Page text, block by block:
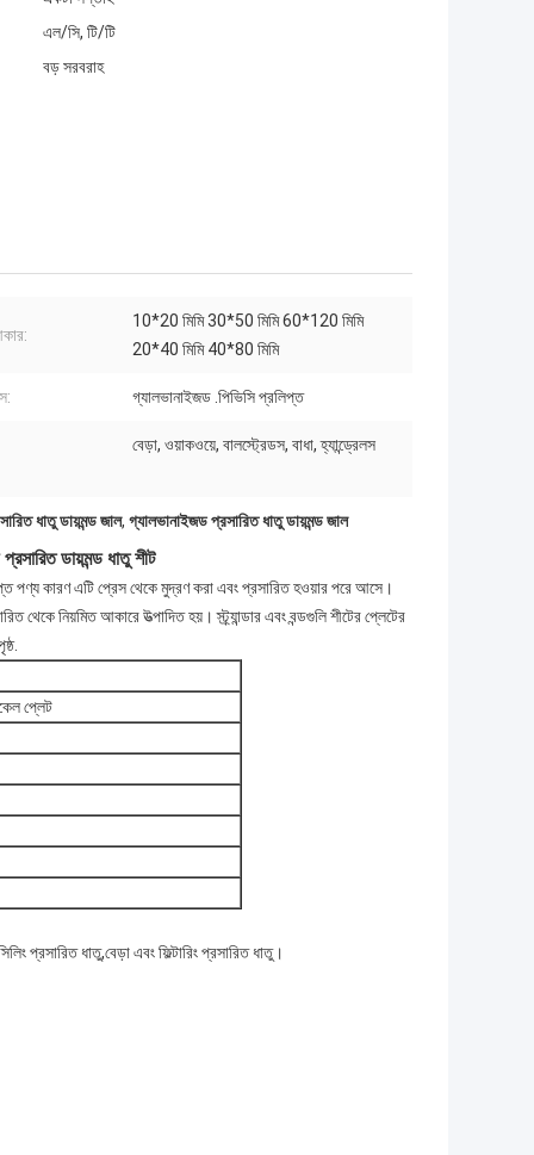
এল/সি, টি/টি
বড় সরবরাহ
10*20 মিমি 30*50 মিমি 60*120 মিমি
20*40 মিমি 40*80 মিমি
গ্যালভানাইজড .পিভিসি প্রলিপ্ত
বেড়া, ওয়াকওয়ে, বালস্ট্রেডস, বাধা, হ্যান্ড্রেলস
ধাতু ডায়মন্ড জাল, গ্যালভানাইজড প্রসারিত ধাতু ডায়মন্ড জাল
ডায়মন্ড ধাতু শীট
পণ্য কারণ এটি প্রেস থেকে মুদ্রণ করা এবং প্রসারিত হওয়ার পরে আসে।
থেকে নিয়মিত আকারে উত্পাদিত হয়। স্ট্র্যান্ডার এবং বন্ডগুলি শীটের প্লেটের
প্লেট
প্রসারিত ধাতু,বেড়া এবং ফিল্টারিং প্রসারিত ধাতু।